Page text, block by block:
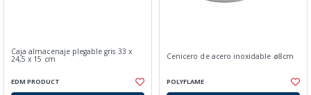
Caja almacenaje plegable gris 33 x
24,5 x 15 cm
EDM PRODUCT
Cenicero de acero inoxidable ø8cm
POLYFLAME